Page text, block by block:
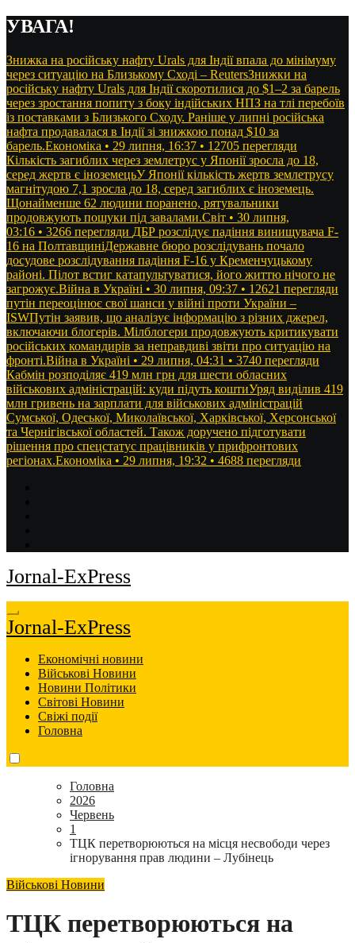
Перейти
до
УВАГА!
Знижка на російську нафту Urals для Індії впала до мінімуму
через ситуацію на Близькому Сході – ReutersЗнижки на
російську нафту Urals для Індії скоротилися до $1–2 за барель
через зростання попиту з боку індійських НПЗ на тлі перебоїв
із поставками з Близького Сходу. Раніше у липні російська
нафта продавалася в Індії зі знижкою понад $10 за
барель.Економіка • 29 липня, 16:37 • 12705 перегляди
Кількість загиблих через землетрус у Японії зросла до 18,
серед жертв є іноземецьУ Японії кількість жертв землетрусу
магнітудою 7,1 зросла до 18, серед загиблих є іноземець.
Щонайменше 62 людини поранено, рятувальники
продовжують пошуки під завалами.Світ • 30 липня,
03:16 • 3266 перегляди ДБР розслідує падіння винищувача F-
16 на ПолтавщиніДержавне бюро розслідувань почало
досудове розслідування падіння F-16 у Кременчуцькому
районі. Пілот встиг катапультуватися, його життю нічого не
загрожує.Війна в Україні • 30 липня, 09:37 • 12621 перегляди
путін переоцінює свої шанси у війні проти України –
ISWПутін заявив, що аналізує інформацію з різних джерел,
включаючи блогерів. Мілблогери продовжують критикувати
російських командирів за неправдиві звіти про ситуацію на
фронті.Війна в Україні • 29 липня, 04:31 • 3740 перегляди
Кабмін розподіляє 419 млн грн для шести обласних
військових адміністрацій: куди підуть коштиУряд виділив 419
млн гривень на зарплати для військових адміністрацій
Сумської, Одеської, Миколаївської, Харківської, Херсонської
та Чернігівської областей. Також доручено підготувати
рішення про спецстатус працівників у прифронтових
регіонах.Економіка • 29 липня, 19:32 • 4688 перегляди
Jornal-ExPress
Jornal-ExPress
Економічні новини
Військові Новини
Новини Політики
Світові Новини
Свіжі події
Головна
Головна
2026
Червень
1
ТЦК перетворюються на місця несвободи через
ігнорування прав людини – Лубінець
Військові Новини
ТЦК перетворюються на